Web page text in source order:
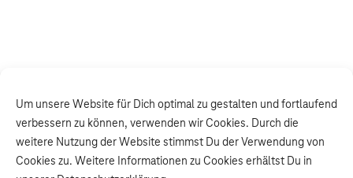
Um unsere Website für Dich optimal zu gestalten und fortlaufend
verbessern zu können, verwenden wir Cookies. Durch die
weitere Nutzung der Website stimmst Du der Verwendung von
Cookies zu. Weitere Informationen zu Cookies erhältst Du in